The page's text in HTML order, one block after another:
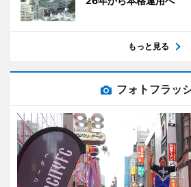
もっと見る
フォトフラッ